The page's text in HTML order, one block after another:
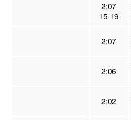
2:07
15-19
2:07
2:06
2:02